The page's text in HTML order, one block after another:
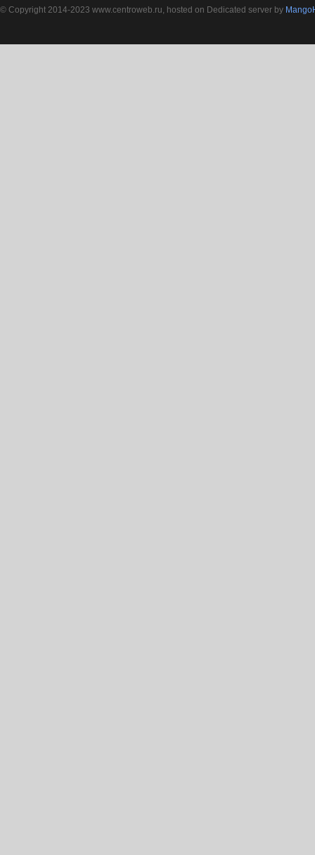
© Copyright 2014-2023 www.centroweb.ru, hosted on Dedicated server by